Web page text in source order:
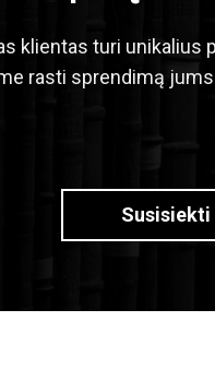
klientas turi unikalius
rasti sprendimą
Susisiekti